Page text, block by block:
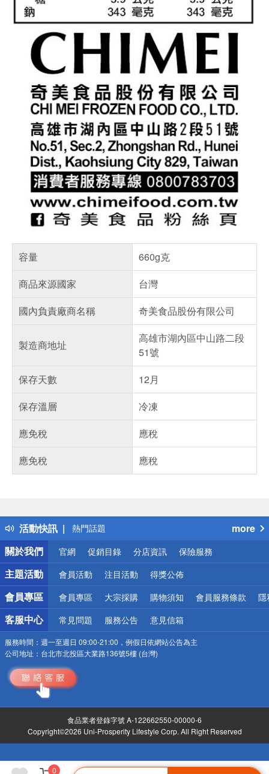
0
容量
660g克
商品來源國家
台灣
國內負責廠商名稱
奇美食品股份有限公司
製造商地址
高雄市湖內區中山路二段
51號
保存天數
12月
保存溫層
冷凍
應免稅
應稅
應免稅
應稅
活動快訊
得獎公告
熱門話題
銀行優惠
偏遠地區配送
詐騙網頁！請小心！
more
關於我們
官網 促銷目錄 分店資訊 保險服務
主題活動 會員活動 注目活動 得獎公佈
會員專區 會員專區 大宗採購 購物須知 會員服務條款 隱
客服中心 常見問題 服務公告 意見信箱
服務時間： 週一至週日 09:00-21:00，例假日依網站公告為主
公司地址： 台北市北投區大業路136號5樓 (台灣)
食品業者登錄字號 A-122662550-00000-6
Copyright©2026 Uni-Prosperity Lifestyle Corp. All Right Reserved